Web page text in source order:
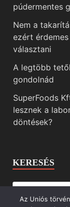
púdermentes
Nem a
ezért
választani
A legtöbb
gondolnád
SuperFoods
lesznek a
döntések?
KERESÉS
Az Uniós